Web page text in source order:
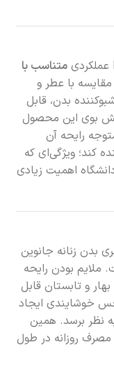
متناسب با
مقایسه با عطر و
بدن، قابل
بوی این محصول
رایحه آن
کند؛ ویژگی‌ای که
اهمیت زیادی
بدن زنانه جانوین
ملایم بودن رایحه
و تابستان قابل
خوشایندی ایجاد
نظر برسد. همین
مصرف روزانه در طول